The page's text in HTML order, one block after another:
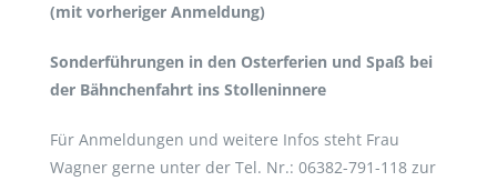
(mit vorheriger Anmeldung)
Sonderführungen in den Osterferien und Spaß bei
der Bähnchenfahrt ins Stolleninnere
Für Anmeldungen und weitere Infos steht Frau
Wagner gerne unter der Tel. Nr.: 06382-791-118 zur